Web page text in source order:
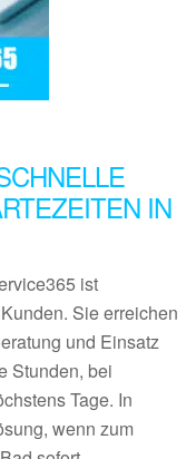
IN
ist
Sie erreichen
und Einsatz
Stunden, bei
Tage. In
wenn zum